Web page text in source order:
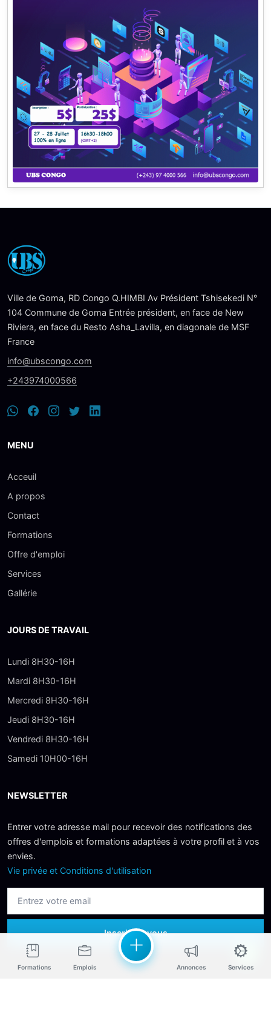
Formations Emplois Annonces Services
Ville de Goma, RD Congo Q.HIMBI Av Président Tshisekedi N°
104 Commune de Goma Entrée président, en face de New
Riviera, en face du Resto Asha_Lavilla, en diagonale de MSF
France
info@ubscongo.com
+243974000566
MENU
Acceuil
A propos
Contact
Formations
Offre d'emploi
Services
Gallérie
JOURS DE TRAVAIL
Lundi 8H30-16H
Mardi 8H30-16H
Mercredi 8H30-16H
Jeudi 8H30-16H
Vendredi 8H30-16H
Samedi 10H00-16H
NEWSLETTER
Entrer votre adresse mail pour recevoir des notifications des
offres d'emplois et formations adaptées à votre profil et à vos
envies.
Vie privée et Conditions d'utilisation
Inscrivez-vous